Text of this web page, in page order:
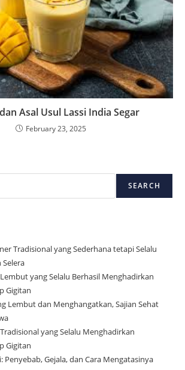
Asal Usul Lassi India Segar
February 23, 2025
SEARCH
Tradisional yang Sederhana tetapi Selalu
Selera
Lembut yang Selalu Berhasil Menghadirkan
Gigitan
Lembut dan Menghangatkan, Sajian Sehat
yang Selalu Menghadirkan
Gigitan
Penyebab, Gejala, dan Cara Mengatasinya